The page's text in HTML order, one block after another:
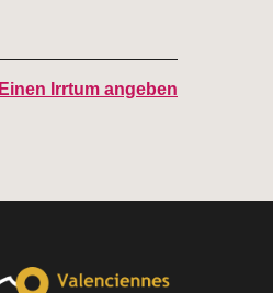
Einen Irrtum angeben